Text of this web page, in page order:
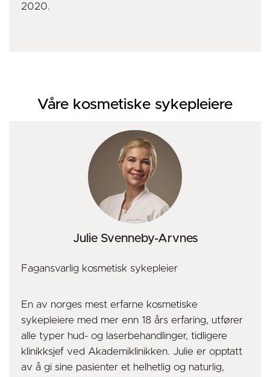
2020.
Våre kosmetiske sykepleiere
Julie Svenneby-Arvnes
Fagansvarlig kosmetisk sykepleier
En av norges mest erfarne kosmetiske
sykepleiere med mer enn 18 års erfaring, utfører
alle typer hud- og laserbehandlinger, tidligere
klinikksjef ved Akademiklinikken. Julie er opptatt
av å gi sine pasienter et helhetlig og naturlig,